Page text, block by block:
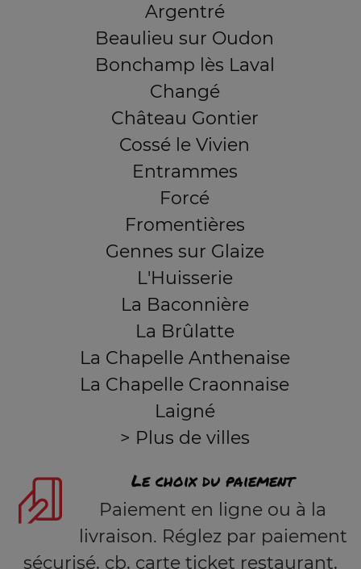
Argentré
Beaulieu sur Oudon
Bonchamp lès Laval
Changé
Château Gontier
Cossé le Vivien
Entrammes
Forcé
Fromentières
Gennes sur Glaize
L'Huisserie
La Baconnière
La Brûlatte
La Chapelle Anthenaise
La Chapelle Craonnaise
Laigné
> Plus de villes
Le choix du paiement
Paiement en ligne ou à la
livraison. Réglez par paiement
sécurisé, cb, carte ticket restaurant,